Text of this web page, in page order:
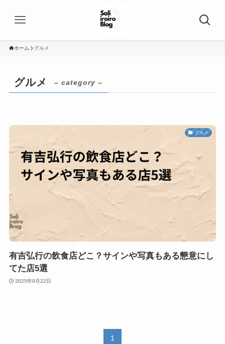
ホーム グルメ
グルメ – category –
グルメ
有吉弘行の飲食店どこ？サインや写真もある懇意にし
てた店5選
2025年9月22日
1